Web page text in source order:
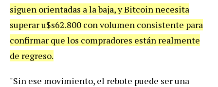
siguen orientadas a la baja, y Bitcoin necesita
superar u$s62.800 con volumen consistente para
confirmar que los compradores están realmente
de regreso.
"Sin ese movimiento, el rebote puede ser una